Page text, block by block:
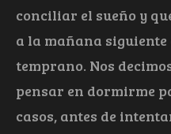
conciliar el sueño y
a la mañana
temprano. Nos
pensar en dormirme
casos, antes de